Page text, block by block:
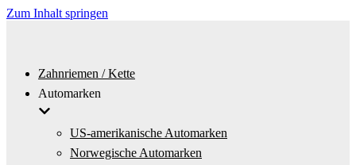
Zum Inhalt springen
Zahnriemen / Kette
Automarken
US-amerikanische Automarken
Norwegische Automarken